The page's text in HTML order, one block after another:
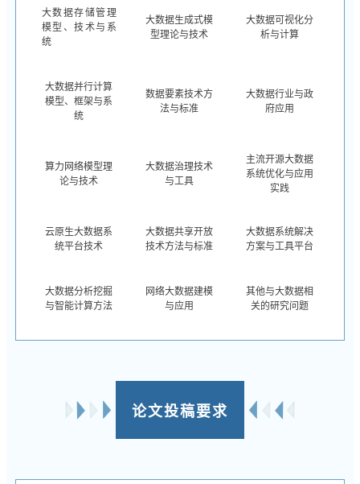
大数据存储管理
模型、技术与系
统
大数据生成式模
型理论与技术
大数据可视化分
析与计算
大数据并行计算
模型、框架与系
统
数据要素技术方
法与标准
大数据行业与政
府应用
算力网络模型理
论与技术
大数据治理技术
与工具
主流开源大数据
系统优化与应用
实践
云原生大数据系
统平台技术
大数据共享开放
技术方法与标准
大数据系统解决
方案与工具平台
大数据分析挖掘
与智能计算方法
网络大数据建模
与应用
其他与大数据相
关的研究问题
论文投稿要求